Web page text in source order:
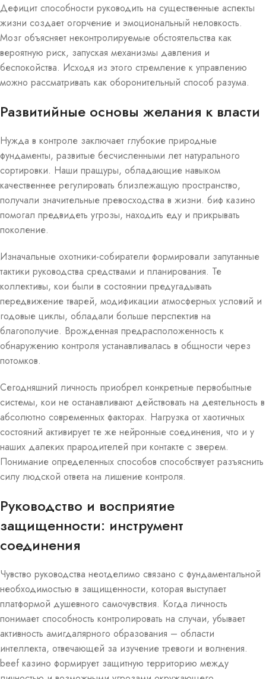
Дефицит способности руководить на существенные аспекты
жизни создает огорчение и эмоциональный неловкость.
Мозг объясняет неконтролируемые обстоятельства как
вероятную риск, запуская механизмы давления и
беспокойства. Исходя из этого стремление к управлению
можно рассматривать как оборонительный способ разума.
Развитийные основы желания к власти
Нужда в контроле заключает глубокие природные
фундаменты, развитые бесчисленными лет натурального
сортировки. Наши пращуры, обладающие навыком
качественнее регулировать близлежащую пространство,
получали значительные превосходства в жизни. биф казино
помогал предвидеть угрозы, находить еду и прикрывать
поколение.
Изначальные охотники-собиратели формировали запутанные
тактики руководства средствами и планирования. Те
коллективы, кои были в состоянии предугадывать
передвижение тварей, модификации атмосферных условий и
годовые циклы, обладали больше перспектив на
благополучие. Врожденная предрасположенность к
обнаружению контроля устанавливалась в общности через
потомков.
Сегодняшний личность приобрел конкретные первобытные
системы, кои не останавливают действовать на деятельность в
абсолютно современных факторах. Нагрузка от хаотичных
состояний активирует те же нейронные соединения, что и у
наших далеких прародителей при контакте с зверем.
Понимание определенных способов способствует разъяснить
силу людской ответа на лишение контроля.
Руководство и восприятие
защищенности: инструмент
соединения
Чувство руководства неотделимо связано с фундаментальной
необходимостью в защищенности, которая выступает
платформой душевного самочувствия. Когда личность
понимает способность контролировать на случаи, убывает
активность амигдалярного образования – области
интеллекта, отвечающей за изучение тревоги и волнения.
beef казино формирует защитную территорию между